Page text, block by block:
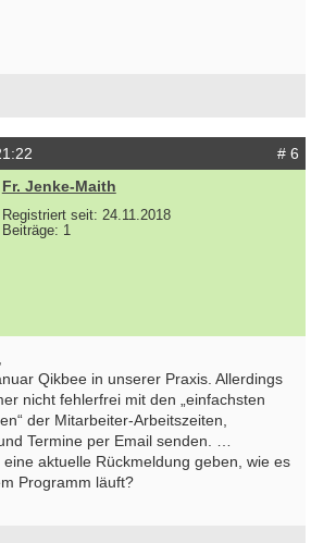
# 6
Fr. Jenke-Maith
Registriert seit: 24.11.2018
Beiträge: 1
Qikbee in unserer Praxis. Allerdings
nicht fehlerfrei mit den „einfachsten
der Mitarbeiter-Arbeitszeiten,
Termine per Email senden. …
aktuelle Rückmeldung geben, wie es
Programm läuft?